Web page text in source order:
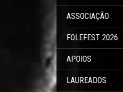
ASSOCIAÇÃO
FOLEFEST 2026
APOIOS
LAUREADOS